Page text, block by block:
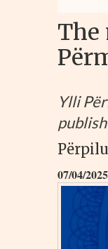
The
Ylli
07/04/